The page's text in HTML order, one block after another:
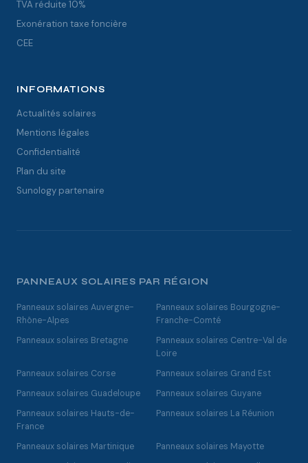
TVA réduite 10%
Exonération taxe foncière
CEE
INFORMATIONS
Actualités solaires
Mentions légales
Confidentialité
Plan du site
Sunology partenaire
PANNEAUX SOLAIRES PAR RÉGION
Panneaux solaires Auvergne-
Rhône-Alpes
Panneaux solaires Bourgogne-
Franche-Comté
Panneaux solaires Bretagne
Panneaux solaires Centre-Val de
Loire
Panneaux solaires Corse
Panneaux solaires Grand Est
Panneaux solaires Guadeloupe
Panneaux solaires Guyane
Panneaux solaires Hauts-de-
France
Panneaux solaires La Réunion
Panneaux solaires Martinique
Panneaux solaires Mayotte